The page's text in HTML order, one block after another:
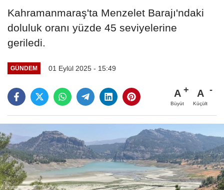
Kahramanmaraş'ta Menzelet Barajı'ndaki
doluluk oranı yüzde 45 seviyelerine
geriledi.
GÜNDEM 01 Eylül 2025 - 15:49
A
Büyüt
A
Küçült